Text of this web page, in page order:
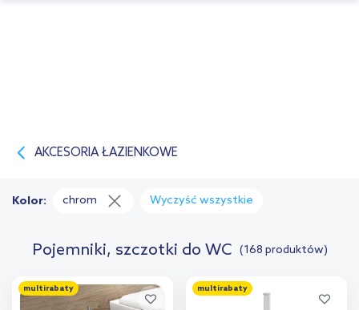
AKCESORIA ŁAZIENKOWE
Pojemniki, szczotki do WC (168 produktów)
Kolor: chrom Wyczyść wszystkie
multirabaty multirabaty